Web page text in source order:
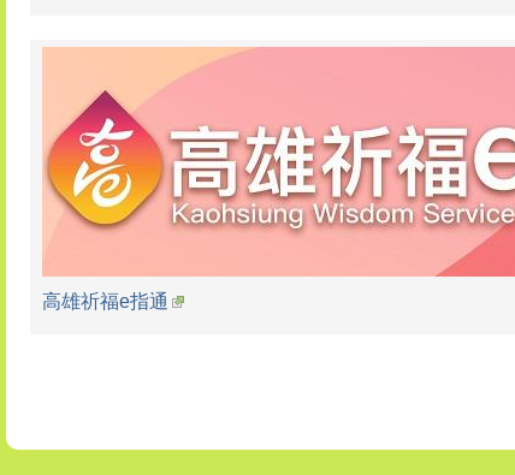
高雄祈福e指通